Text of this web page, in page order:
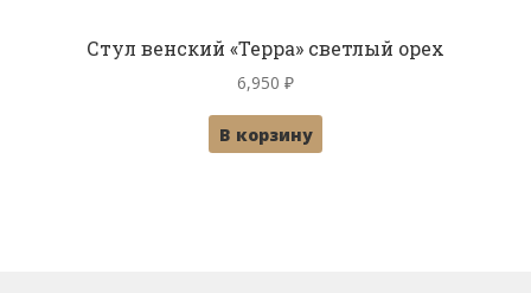
Стул венский «Терра» светлый орех
6,950 ₽
В корзину